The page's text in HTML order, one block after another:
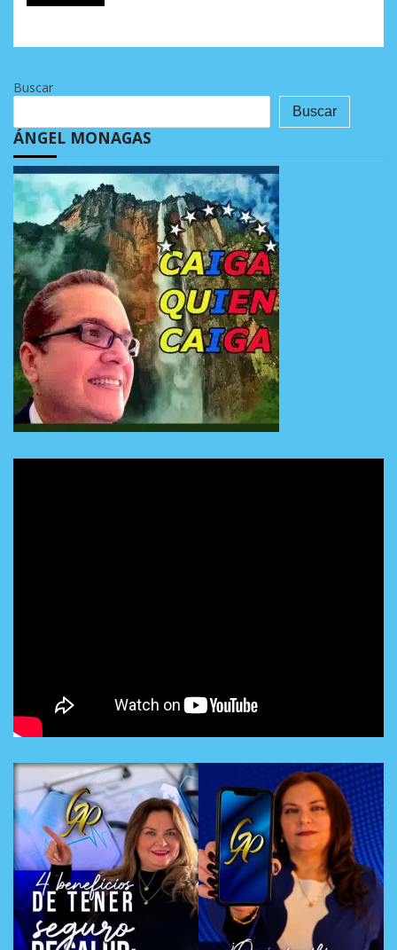
Buscar
Buscar
ÁNGEL MONAGAS